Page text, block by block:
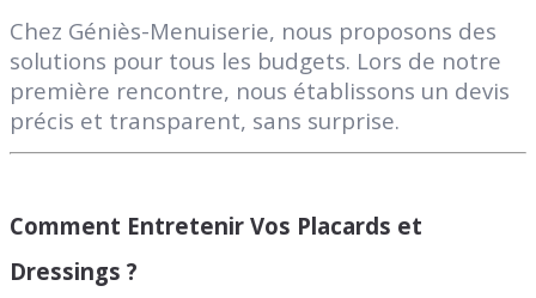
Chez Géniès-Menuiserie, nous proposons des
solutions pour tous les budgets. Lors de notre
première rencontre, nous établissons un devis
précis et transparent, sans surprise.
Comment Entretenir Vos Placards et
Dressings ?